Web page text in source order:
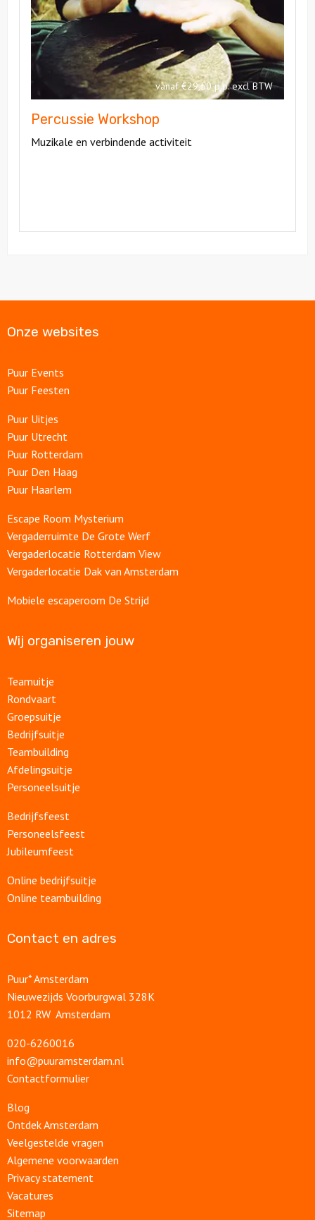
vanaf €29,50 p.p. excl BTW
Percussie Workshop
Muzikale en verbindende activiteit
Onze websites
Puur Events
Puur Feesten
Puur Uitjes
Puur Utrecht
Puur Rotterdam
Puur Den Haag
Puur Haarlem
Escape Room Mysterium
Vergaderruimte De Grote Werf
Vergaderlocatie Rotterdam View
Vergaderlocatie Dak van Amsterdam
Mobiele escaperoom De Strijd
Wij organiseren jouw
Teamuitje
Rondvaart
Groepsuitje
Bedrijfsuitje
Teambuilding
Afdelingsuitje
Personeelsuitje
Bedrijfsfeest
Personeelsfeest
Jubileumfeest
Online bedrijfsuitje
Online teambuilding
Contact en adres
Puur* Amsterdam
Nieuwezijds Voorburgwal 328K
1012 RW Amsterdam
020-6260016
info@puuramsterdam.nl
Contactformulier
Blog
Ontdek Amsterdam
Veelgestelde vragen
Algemene voorwaarden
Privacy statement
Vacatures
Sitemap